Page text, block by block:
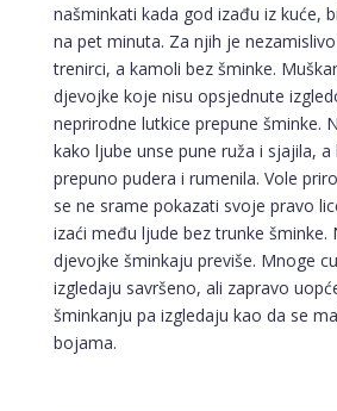
našminkati kada god izađu iz kuće,
na pet minuta. Za njih je
trenirci, a kamoli bez šminke.
djevojke koje nisu opsjednute
neprirodne lutkice prepune šminke.
kako ljube unse pune ruža i sjajila, a
prepuno pudera i rumenila. Vole
se ne srame pokazati svoje pravo
izaći među ljude bez trunke šminke.
djevojke šminkaju previše. Mnoge
izgledaju savršeno, ali zapravo
šminkanju pa izgledaju kao da se
bojama.